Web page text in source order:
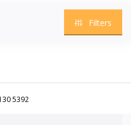
Filters
5392